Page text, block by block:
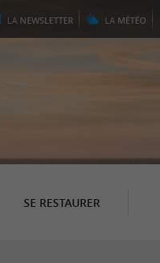
LA NEWSLETTER LA MÉTÉO
SE RESTAURER